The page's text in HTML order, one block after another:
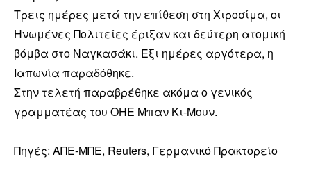
Τρεις ημέρες μετά την επίθεση στη Χιροσίμα, οι
Ηνωμένες Πολιτείες έριξαν και δεύτερη ατομική
βόμβα στο Ναγκασάκι. Εξι ημέρες αργότερα, η
Ιαπωνία παραδόθηκε.
Στην τελετή παραβρέθηκε ακόμα ο γενικός
γραμματέας του ΟΗΕ Μπαν Κι-Μουν.
Πηγές: ΑΠΕ-ΜΠΕ, Reuters, Γερμανικό Πρακτορείο